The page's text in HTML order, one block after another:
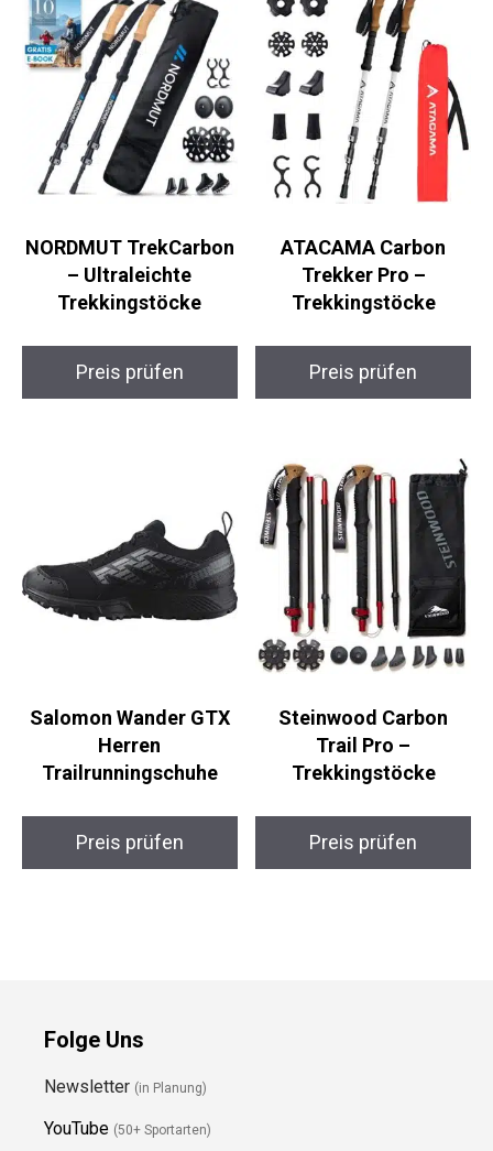
TrekCarbon –
Ultraleichte
Trekkingstöcke
Preis prüfen
Trekker Pro –
Trekkingstöcke
Preis prüfen
Salomon Wander GTX
Herren
Trailrunningschuhe
Preis prüfen
Steinwood Carbon
Trail Pro –
Trekkingstöcke
Preis prüfen
Folge Uns
Newsletter (in Planung)
YouTube (50+ Sportarten)